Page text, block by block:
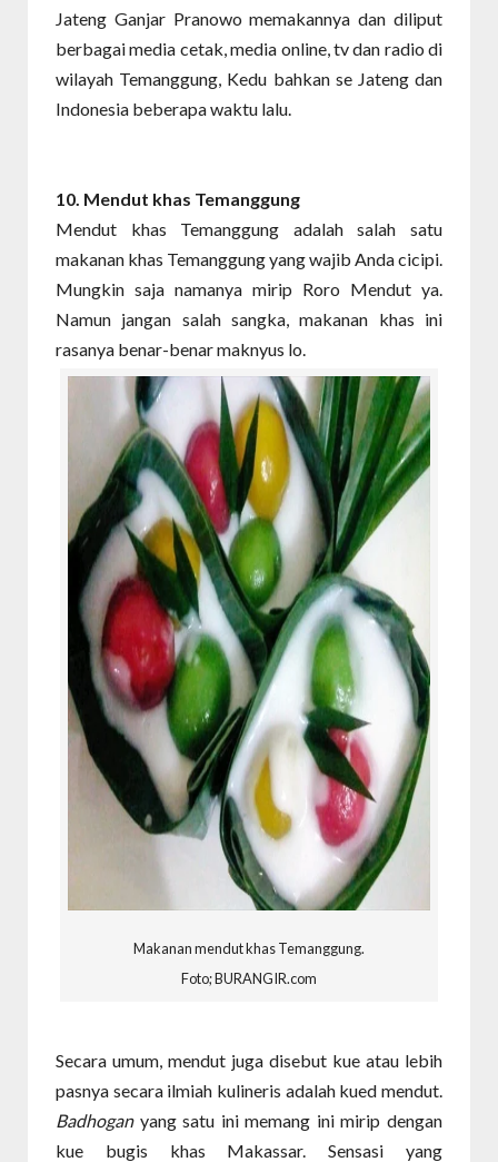
Jateng Ganjar Pranowo memakannya dan diliput
berbagai media cetak, media online, tv dan radio di
wilayah Temanggung, Kedu bahkan se Jateng dan
Indonesia beberapa waktu lalu.
10. Mendut khas Temanggung
Mendut khas Temanggung adalah salah satu
makanan khas Temanggung yang wajib Anda cicipi.
Mungkin saja namanya mirip Roro Mendut ya.
Namun jangan salah sangka, makanan khas ini
rasanya benar-benar maknyus lo.
Makanan mendut khas Temanggung.
Foto; BURANGIR.com
Secara umum, mendut juga disebut kue atau lebih
pasnya secara ilmiah kulineris adalah kued mendut.
Badhogan yang satu ini memang ini mirip dengan
kue bugis khas Makassar. Sensasi yang